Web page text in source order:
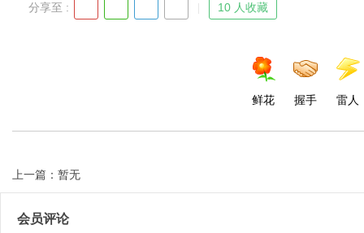
d
分享至 : 10 人收藏
鲜花 握手 雷人
上一篇：暂无
会员评论